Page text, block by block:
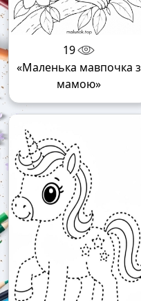
19
«Маленька мавпочка з
мамою»